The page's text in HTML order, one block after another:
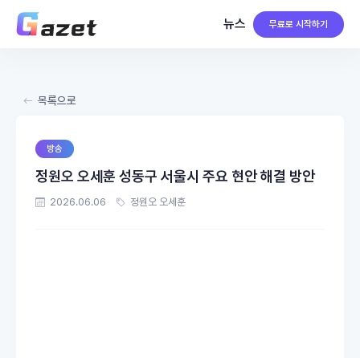
뉴스 무료로 시작하기
목록으로
방송
정원오 오세훈 성동구 서울시 주요 현안 해결 방안
2026.06.06 정원오 오세훈